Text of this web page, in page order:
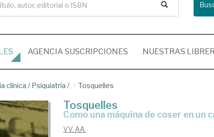
AGENCIA SUSCRIPCIONES NUESTRAS
clínica / Psiquiatría / Tosquelles
Tosquelles
Como una máquina de coser en un
VV. AA.